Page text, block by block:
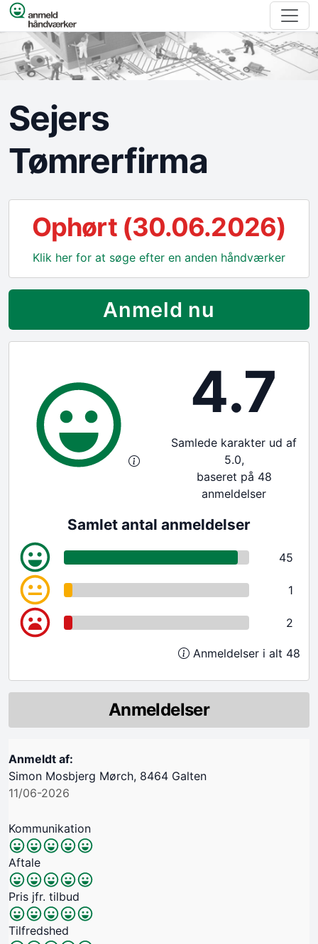
Spring til indhold
Sejers
Tømrerfirma
Ophørt (30.06.2026)
Klik her for at søge efter en anden håndværker
Anmeld nu
4.7
Samlede karakter ud af
5.0,
baseret på 48
anmeldelser
Samlet antal anmeldelser
45
1
2
Anmeldelser i alt 48
Anmeldelser
Anmeldt af:
Simon Mosbjerg Mørch, 8464 Galten
11/06-2026
Kommunikation
Aftale
Pris jfr. tilbud
Tilfredshed